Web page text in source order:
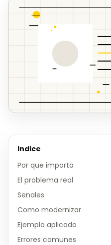
Indice
Por que importa
El problema real
Senales
Como modernizar
Ejemplo aplicado
Errores comunes